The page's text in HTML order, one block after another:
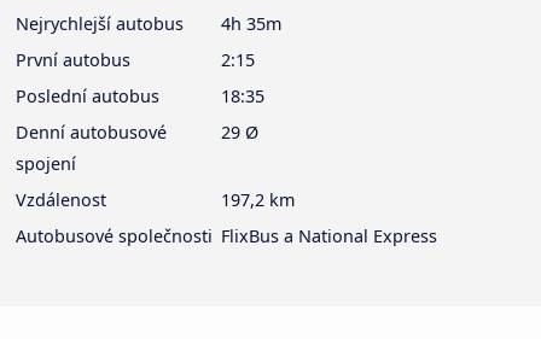
Nejrychlejší autobus
4h 35m
První autobus
2:15
Poslední autobus
18:35
Denní autobusové
spojení
29 Ø
Vzdálenost
197,2 km
Autobusové společnosti FlixBus a National Express